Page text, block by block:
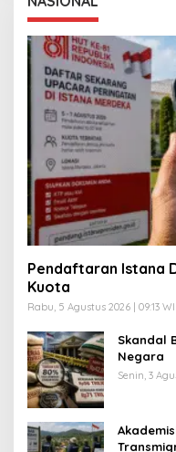
Pendaftaran Istana
Kuota
Rabu, 5 Agustus 2026 | 09:13
Skandal
Negara
Senin, 3